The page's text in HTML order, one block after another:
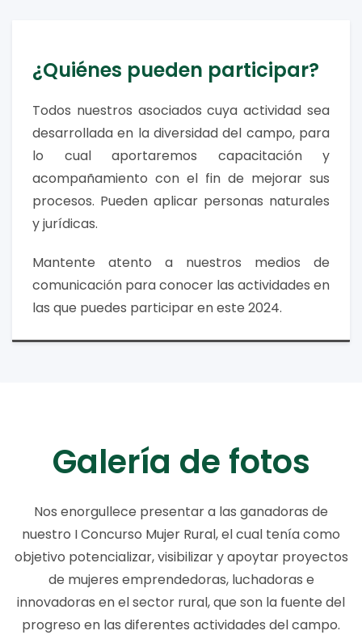
¿Quiénes pueden participar?
Todos nuestros asociados cuya actividad sea
desarrollada en la diversidad del campo, para
lo cual aportaremos capacitación y
acompañamiento con el fin de mejorar sus
procesos. Pueden aplicar personas naturales
y jurídicas.
Mantente atento a nuestros medios de
comunicación para conocer las actividades en
las que puedes participar en este 2024.
Galería de fotos
Nos enorgullece presentar a las ganadoras de
nuestro I Concurso Mujer Rural, el cual tenía como
objetivo potencializar, visibilizar y apoytar proyectos
de mujeres emprendedoras, luchadoras e
innovadoras en el sector rural, que son la fuente del
progreso en las diferentes actividades del campo.